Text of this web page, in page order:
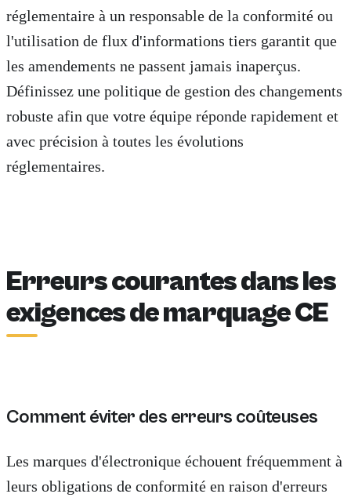
réglementaire à un responsable de la conformité ou
l'utilisation de flux d'informations tiers garantit que
les amendements ne passent jamais inaperçus.
Définissez une politique de gestion des changements
robuste afin que votre équipe réponde rapidement et
avec précision à toutes les évolutions
réglementaires.
Erreurs courantes dans les
exigences de marquage CE
Comment éviter des erreurs coûteuses
Les marques d'électronique échouent fréquemment à
leurs obligations de conformité en raison d'erreurs